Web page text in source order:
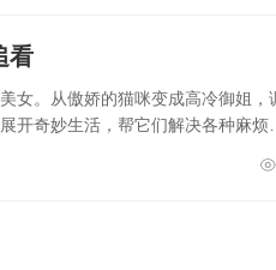
看
女。从傲娇的猫咪变成高冷御姐，
开奇妙生活，帮它们解决各种麻烦，